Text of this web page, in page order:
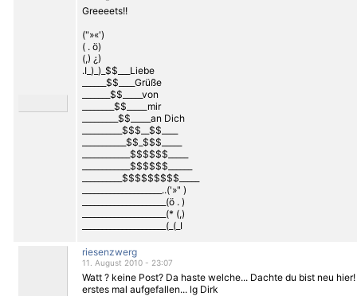
Greeeets!!
("»«')
( . ö)
(,) ¿)
.I_)_)_$$___Liebe
______$$____Grüße
_______$$_____von
________$$_____mir
_________$$_____an Dich
__________$$$__$$____
___________$$_$$$_____
____________$$$$$$_____
____________$$$$$$______
__________$$$$$$$$$_____
____________________..('»" )
_____________________(ö . )
_____________________(* (,)
_____________________(_(_I
riesenzwerg
11. August 2010 - 23:07
Watt ? keine Post? Da haste welche... Dachte du bist neu
erstes mal aufgefallen... lg Dirk